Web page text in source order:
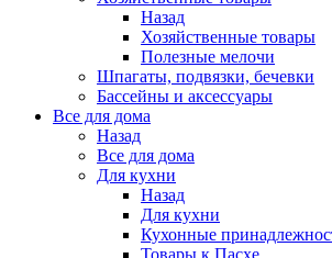
Назад
Хозяйственные товары
Полезные мелочи
Шпагаты, подвязки, бечевки
Бассейны и аксессуары
Все для дома
Назад
Все для дома
Для кухни
Назад
Для кухни
Кухонные
Товары к Пасхе